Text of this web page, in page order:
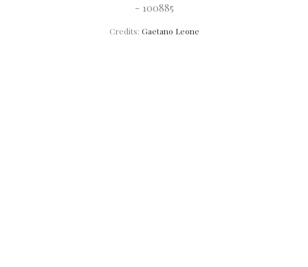
- 100885
Credits: Gaetano Leone